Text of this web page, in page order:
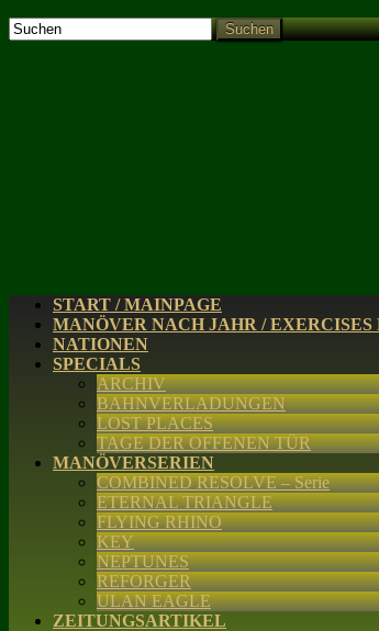
Suchen
START / MAINPAGE
MANÖVER NACH JAHR / EXERCISES
NATIONEN
SPECIALS
ARCHIV
BAHNVERLADUNGEN
LOST PLACES
TAGE DER OFFENEN TÜR
MANÖVERSERIEN
COMBINED RESOLVE – Serie
ETERNAL TRIANGLE
FLYING RHINO
KEY
NEPTUNES
REFORGER
ULAN EAGLE
ZEITUNGSARTIKEL